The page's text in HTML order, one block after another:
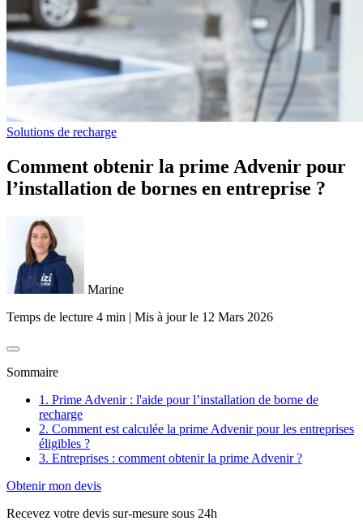
Solutions de recharge
Comment obtenir la prime Advenir pour
l’installation de bornes en entreprise ?
Marine
Temps de lecture 4 min | Mis à jour le 12 Mars 2026
Sommaire
1. Prime Advenir : l'aide pour l’installation de borne de
recharge
2. Comment est calculée la prime Advenir pour les entreprises
éligibles ?
3. Entreprises : comment obtenir la prime Advenir ?
Obtenir mon devis
Recevez votre devis sur-mesure sous 24h